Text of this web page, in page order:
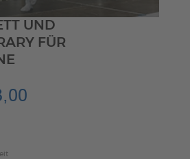
UND
FÜR
Preisspanne: